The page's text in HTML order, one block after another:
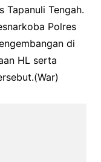
Tapanuli Tengah.
Polres
di
HL serta